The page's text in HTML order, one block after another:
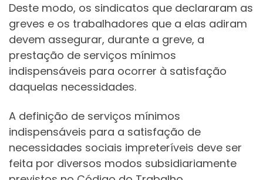
Deste modo, os sindicatos que declararam as
greves e os trabalhadores que a elas adiram
devem assegurar, durante a greve, a
prestação de serviços mínimos
indispensáveis para ocorrer à satisfação
daquelas necessidades.
A definição de serviços mínimos
indispensáveis para a satisfação de
necessidades sociais impreteríveis deve ser
feita por diversos modos subsidiariamente